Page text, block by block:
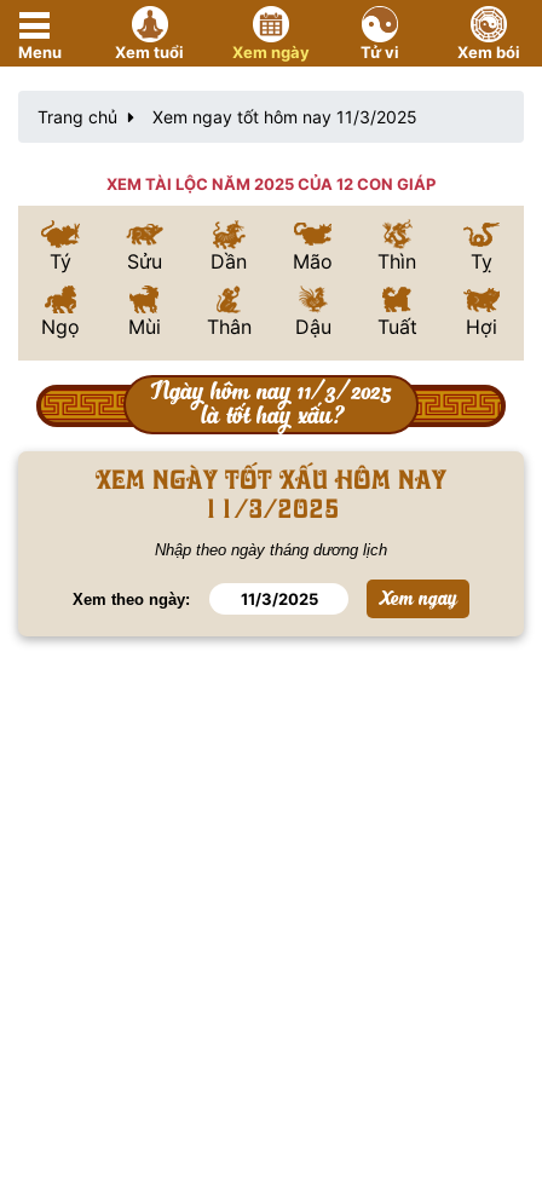
Menu Xem tuổi Xem ngày Tử vi Xem bói
Trang chủ Xem ngay tốt hôm nay 11/3/2025
XEM TÀI LỘC NĂM 2025 CỦA 12 CON GIÁP
Tý Sửu Dần Mão Thìn Tỵ
Ngọ Mùi Thân Dậu Tuất Hợi
Ngày hôm nay 11/3/2025
là tốt hay xấu?
Xem ngày tốt xấu hôm nay
11/3/2025
Nhập theo ngày tháng dương lịch
Xem theo ngày: